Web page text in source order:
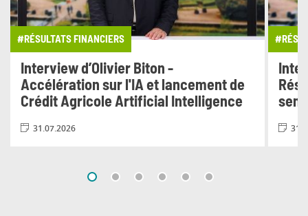
#RÉSULTATS FINANCIERS
Interview d’Olivier Biton -
Accélération sur l'IA et lancement de
Crédit Agricole Artificial Intelligence
31.07.2026